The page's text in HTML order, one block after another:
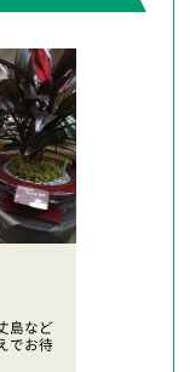
島など
でお待